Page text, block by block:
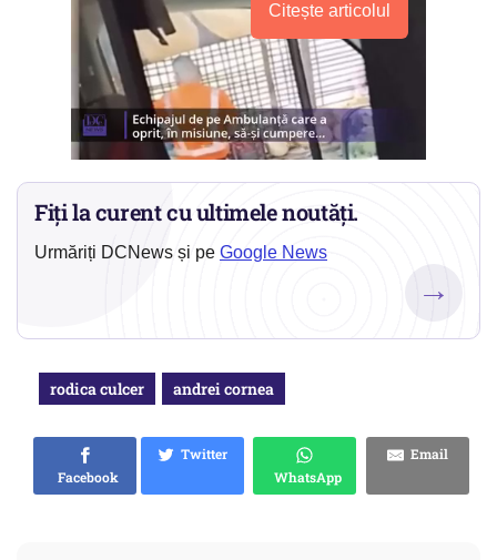
Citește articolul
Fiți la curent cu ultimele noutăți.
Urmăriți DCNews și pe Google News
→
rodica culcer andrei cornea
Facebook
Twitter
WhatsApp
Email